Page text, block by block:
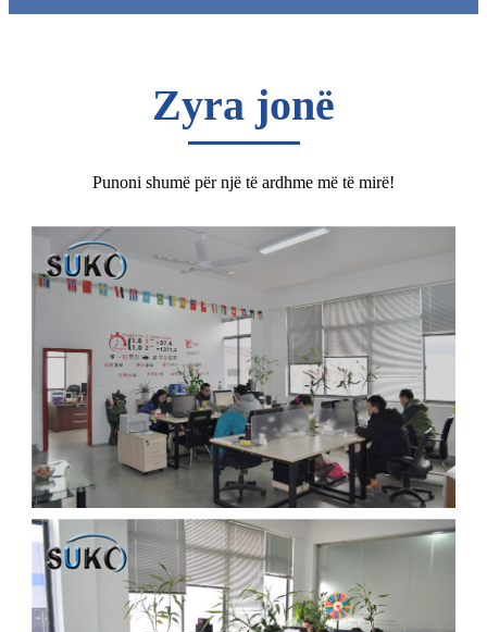
Zyra jonë
Punoni shumë për një të ardhme më të mirë!